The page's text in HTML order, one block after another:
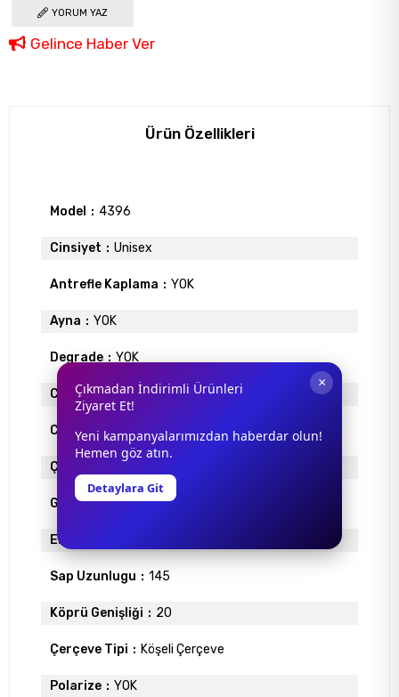
YORUM YAZ
Gelince Haber Ver
Ürün Özellikleri
Model 4396
Cinsiyet Unisex
Antrefle Kaplama YOK
Ayna YOK
Degrade YOK
Cam Materyali ORGANİK
Cam Rengi KAHVE
Çerçeve Materyali
Gövde Rengi LACİVERT
Ekartman
Sap Uzunlugu 145
Köprü Genişliği 20
Çerçeve Tipi Köşeli Çerçeve
Polarize YOK
×
Çıkmadan İndirimli Ürünleri
Ziyaret Et!
Yeni kampanyalarımızdan haberdar olun!
Hemen göz atın.
Detaylara Git